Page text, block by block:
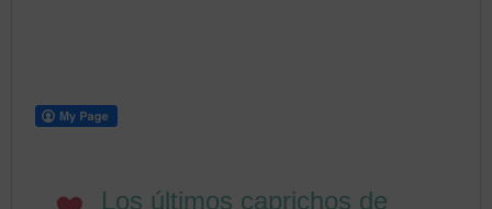
Los últimos caprichos de